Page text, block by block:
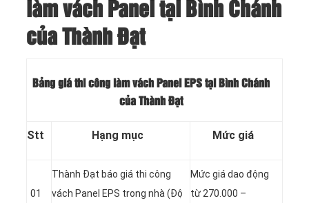
làm vách Panel tại Bình Chánh
của Thành Đạt
Bảng giá thi công làm vách Panel EPS tại Bình Chánh
của Thành Đạt
Stt Hạng mục Mức giá
01
Thành Đạt báo giá thi công
vách Panel EPS trong nhà (Độ
Mức giá dao động
từ 270.000 –